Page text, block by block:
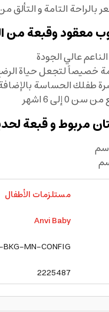
بالراحة التامة و
وقبعة من
عالي الجودة
خصيصاً لتجعل حياة
طفلك الحساسة
إلى 6 اشهر
و قبعة
مستلزمات الأطفال
Anvi Baby
BKG-MN-CONFIG
2225487